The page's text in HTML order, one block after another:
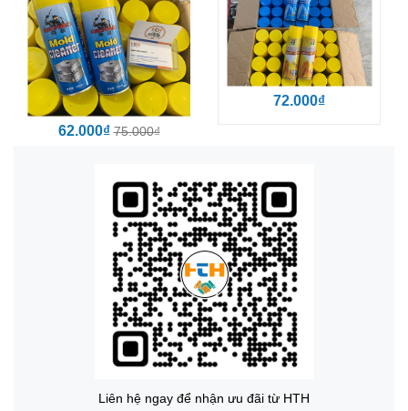
62.000₫75.000₫
72.000₫
Liên hệ ngay để nhận ưu đãi từ HTH